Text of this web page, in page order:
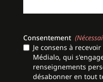
Consentement
Je consens à
Médialo, qui
renseignements
désabonner en tout